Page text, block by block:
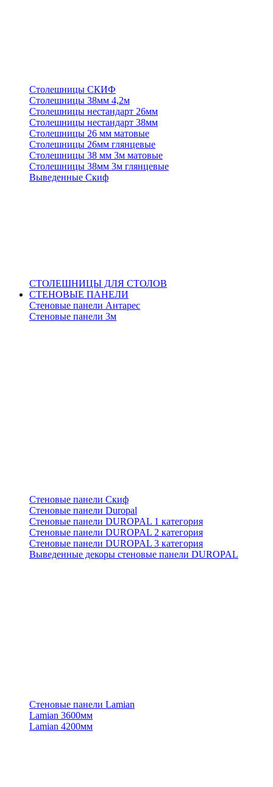
Столешницы СКИФ
Столешницы 38мм 4,2м
Столешницы нестандарт 26мм
Столешницы нестандарт 38мм
Столешницы 26 мм матовые
Столешницы 26мм глянцевые
Столешницы 38 мм 3м матовые
Столешницы 38мм 3м глянцевые
Выведенные Скиф
СТОЛЕШНИЦЫ ДЛЯ СТОЛОВ
СТЕНОВЫЕ ПАНЕЛИ
Стеновые панели Антарес
Стеновые панели 3м
Стеновые панели Скиф
Стеновые панели Duropal
Стеновые панели DUROPAL 1 категория
Стеновые панели DUROPAL 2 категория
Стеновые панели DUROPAL 3 категория
Выведенные декоры стеновые панели DUROPAL
Стеновые панели Lamian
Lamian 3600мм
Lamian 4200мм